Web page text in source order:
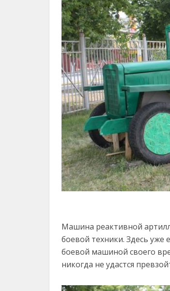
Машина реактивной
боевой техники. Здесь уже
боевой машиной своего
никогда не удастся